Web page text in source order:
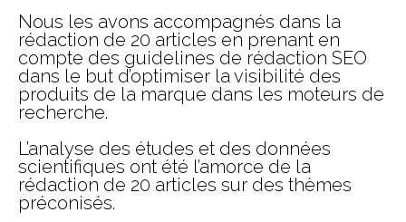
volume.
Nous les avons accompagnés dans la
rédaction de 20 articles en prenant en
compte des guidelines de rédaction SEO
dans le but d’optimiser la visibilité des
produits de la marque dans les moteurs de
recherche.
L’analyse des études et des données
scientifiques ont été l’amorce de la
rédaction de 20 articles sur des thèmes
préconisés.